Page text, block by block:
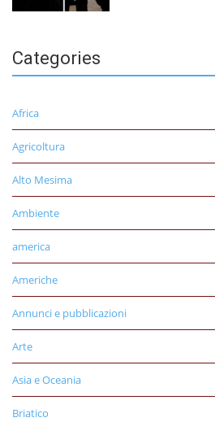
Categories
Africa
Agricoltura
Alto Mesima
Ambiente
america
Americhe
Annunci e pubblicazioni
Arte
Asia e Oceania
Briatico